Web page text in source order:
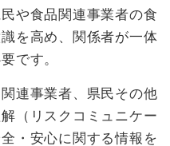
や食品関連事業者の食
を高め、関係者が一体
です。
連事業者、県民その他
（リスクコミュニケー
・安心に関する情報を